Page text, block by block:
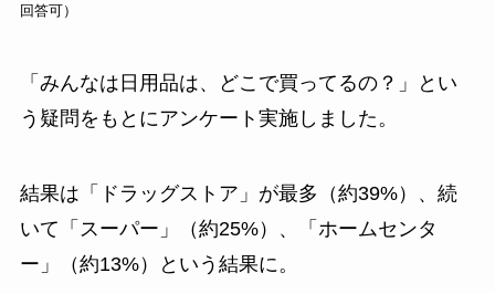
回答可）
「みんなは日用品は、どこで買ってるの？」とい
う疑問をもとにアンケート実施しました。
結果は「ドラッグストア」が最多（約39%）、続
いて「スーパー」（約25%）、「ホームセンタ
ー」（約13%）という結果に。